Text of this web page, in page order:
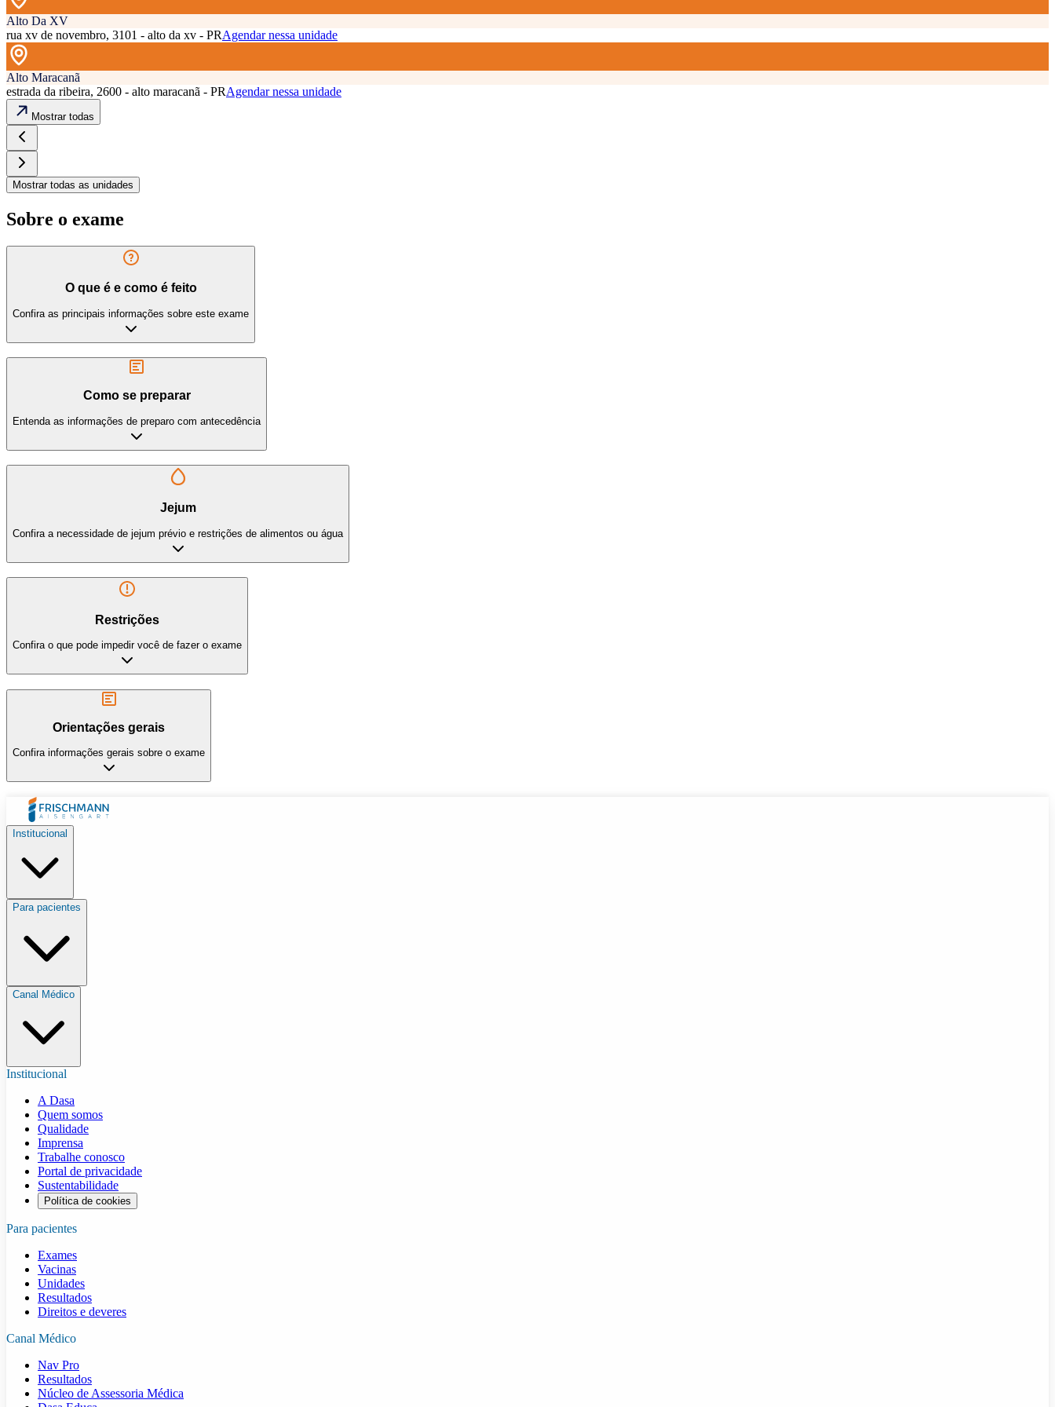
Alto Da XV
rua xv de novembro, 3101 - alto da xv - PRAgendar nessa unidade
Alto Maracanã
estrada da ribeira, 2600 - alto maracanã - PRAgendar nessa unidade
Mostrar todas
Mostrar todas as unidades
Sobre o exame
O que é e como é feito
Confira as principais informações sobre este exame
Como se preparar
Entenda as informações de preparo com antecedência
Jejum
Confira a necessidade de jejum prévio e restrições de alimentos ou água
Restrições
Confira o que pode impedir você de fazer o exame
Orientações gerais
Confira informações gerais sobre o exame
Institucional
Para pacientes
Canal Médico
Institucional
A Dasa
Quem somos
Qualidade
Imprensa
Trabalhe conosco
Portal de privacidade
Sustentabilidade
Política de cookies
Para pacientes
Exames
Vacinas
Unidades
Resultados
Direitos e deveres
Canal Médico
Nav Pro
Resultados
Núcleo de Assessoria Médica